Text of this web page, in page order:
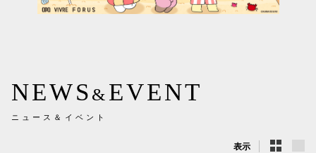
NEWS & EVENT
ニュース＆イベント
表示